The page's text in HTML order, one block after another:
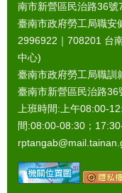
南市新營區民治路36號
臺南市政府勞工局職安
2996922｜ 708201 台
中心)
臺南市政府勞工局職訓
臺南市新營區民治路36
上班時間:上午08:00-
間:08:00-08:30；